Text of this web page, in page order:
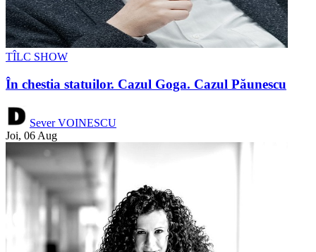
TÎLC SHOW
În chestia statuilor. Cazul Goga. Cazul Păunescu
Sever VOINESCU
Joi, 06 Aug